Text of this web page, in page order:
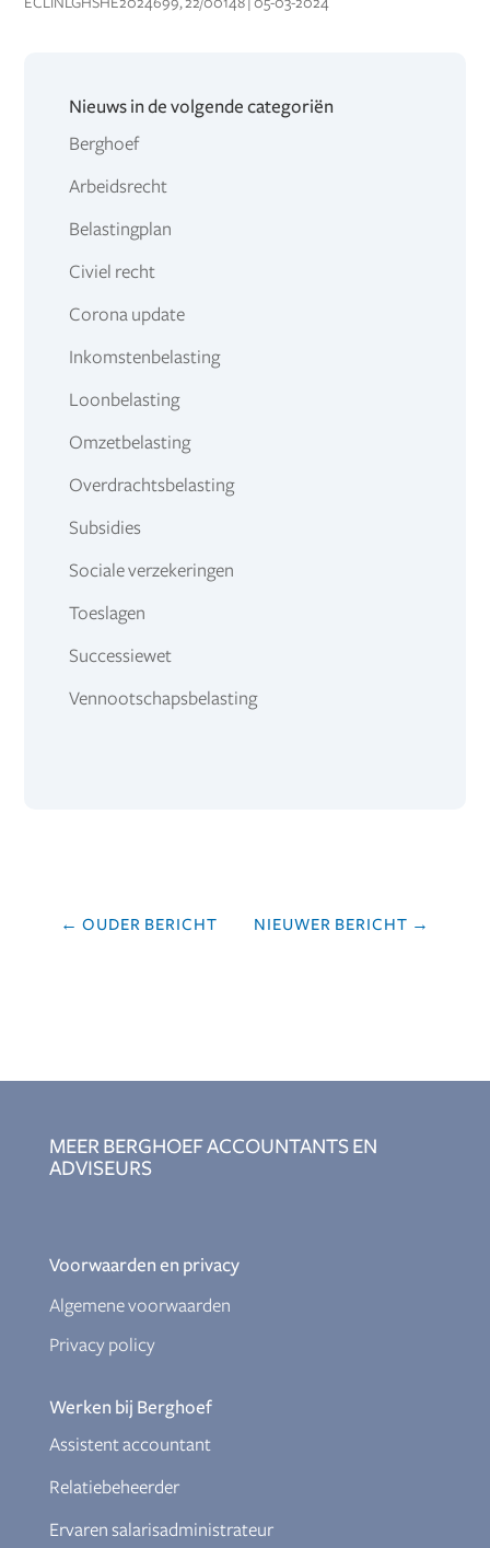
Nieuws in de volgende categoriën
Berghoef
Arbeidsrecht
Belastingplan
Civiel recht
Corona update
Inkomstenbelasting
Loonbelasting
Omzetbelasting
Overdrachtsbelasting
Subsidies
Sociale verzekeringen
Toeslagen
Successiewet
Vennootschapsbelasting
← OUDER BERICHT NIEUWER BERICHT →
MEER BERGHOEF ACCOUNTANTS EN
ADVISEURS
Voorwaarden en privacy
Algemene voorwaarden
Privacy policy
Werken bij Berghoef
Assistent accountant
Relatiebeheerder
Ervaren salarisadministrateur